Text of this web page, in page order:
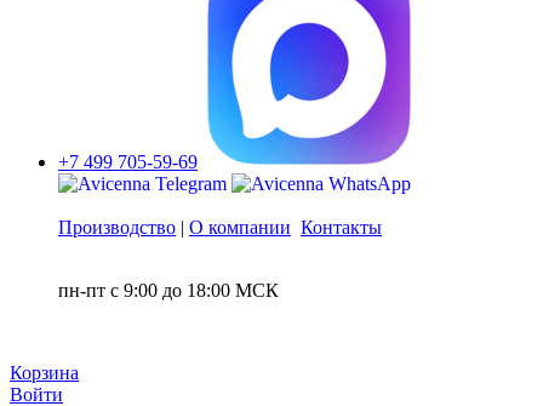
+7 499 705-59-69
Производство | О компании Контакты
пн-пт с 9:00 до 18:00 МСК
Корзина
Войти